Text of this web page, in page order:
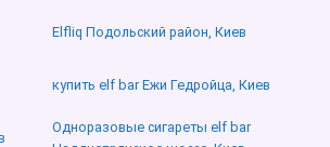
Elfliq Подольский район, Киев
купить elf bar Ежи Гедройца, Киев
Одноразовые сигареты elf bar